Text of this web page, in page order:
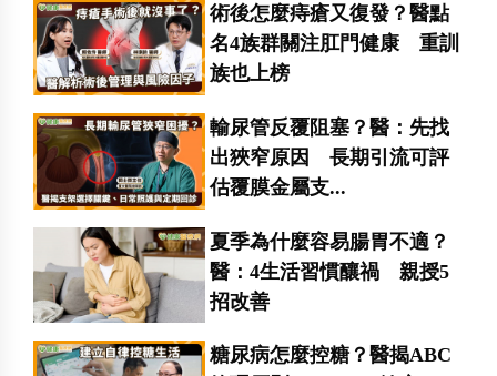
術後怎麼痔瘡又復發？醫點
名4族群關注肛門健康 重訓
族也上榜
輸尿管反覆阻塞？醫：先找
出狹窄原因 長期引流可評
估覆膜金屬支...
夏季為什麼容易腸胃不適？
醫：4生活習慣釀禍 親授5
招改善
糖尿病怎麼控糖？醫揭ABC